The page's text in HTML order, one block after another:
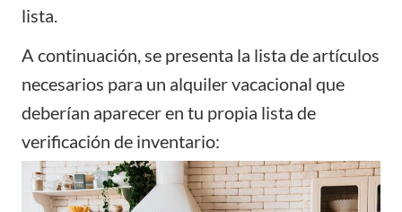
lista.
A continuación, se presenta la lista de artículos
necesarios para un alquiler vacacional que
deberían aparecer en tu propia lista de
verificación de inventario: